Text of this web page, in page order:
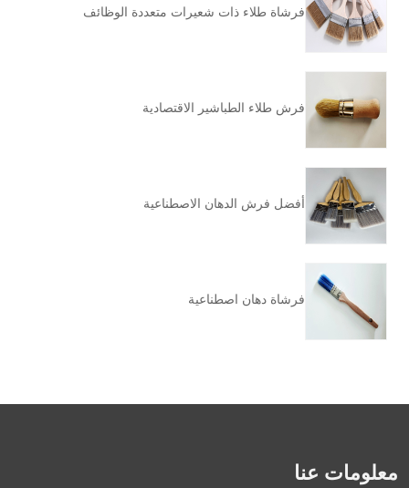
فرشاة طلاء ذات شعيرات متعددة الوظائف
فرش طلاء الطباشير الاقتصادية
أفضل فرش الدهان الاصطناعية
فرشاة دهان اصطناعية
معلومات عنا